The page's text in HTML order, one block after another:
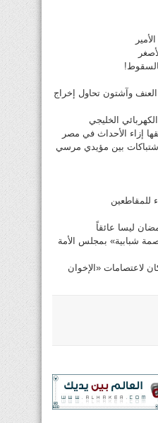
وآشتون تحاول إخراج
الخليجي
إزاء الأحداث في مصر
بين مؤيدي مرسي
للمقاطعين
ليسا عائقاً
شبابية» بمجلس الأمة
لاعتصامات «الإخوان